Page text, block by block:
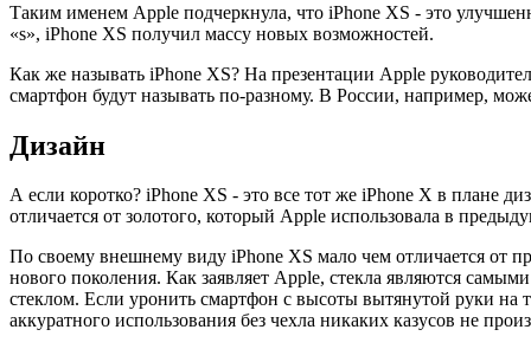
Таким именем Apple подчеркнула, что iPhone XS - это
«s», iPhone XS получил массу новых возможностей.
Как же называть iPhone XS? На презентации Apple
смартфон будут называть по-разному. В России, например,
Дизайн
А если коротко? iPhone XS - это все тот же iPhone X в плане
отличается от золотого, который Apple использовала в
По своему внешнему виду iPhone XS мало чем отличается от
нового поколения. Как заявляет Apple, стекла являются
стеклом. Если уронить смартфон с высоты вытянутой руки на
аккуратного использования без чехла никаких казусов не